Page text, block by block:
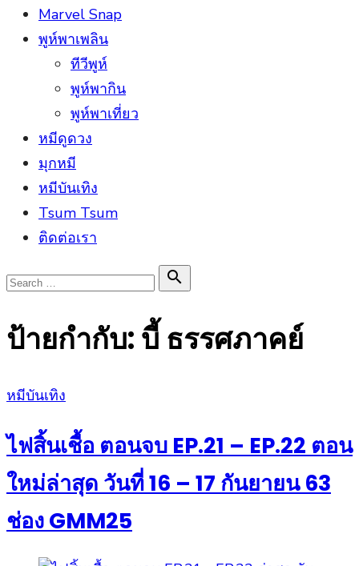
Marvel Snap
พูห์พาเพลิน
ทีวีพูห์
พูห์พากิน
พูห์พาเที่ยว
หมีดูดวง
มุกหมี
หมีบันเทิง
Tsum Tsum
ติดต่อเรา
Search

Search
ป้ายกำกับ:บี้ ธรรศภาคย์
Posted
หมีบันเทิง
ไฟสิ้นเชื้อ ตอนจบ EP.21 – EP.22 ตอน
ใหม่ล่าสุด วันที่ 16 – 17 กันยายน 63
ช่อง GMM25